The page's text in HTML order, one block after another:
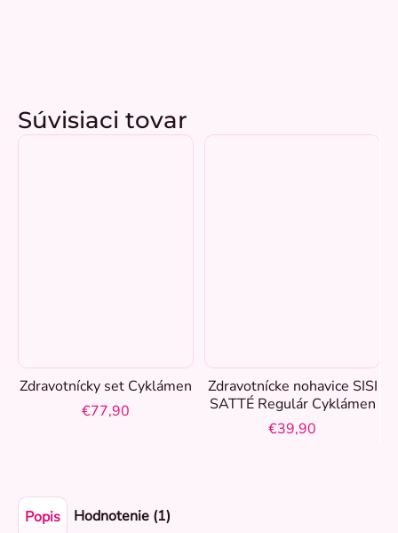
Súvisiaci tovar
Zdravotnícky set Cyklámen
€77,90
Zdravotnícke nohavice SISI
SATTÉ Regulár Cyklámen
€39,90
Popis Hodnotenie (1)